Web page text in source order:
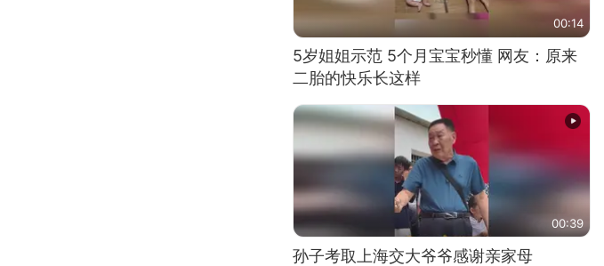
00:14
5岁姐姐示范 5个月宝宝秒懂 网友：原来
二胎的快乐长这样
00:39
孙子考取上海交大爷爷感谢亲家母